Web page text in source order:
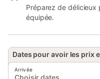
Préparez de délicieux
équipée.
Dates pour avoir les prix
Arrivée
Choisir dates